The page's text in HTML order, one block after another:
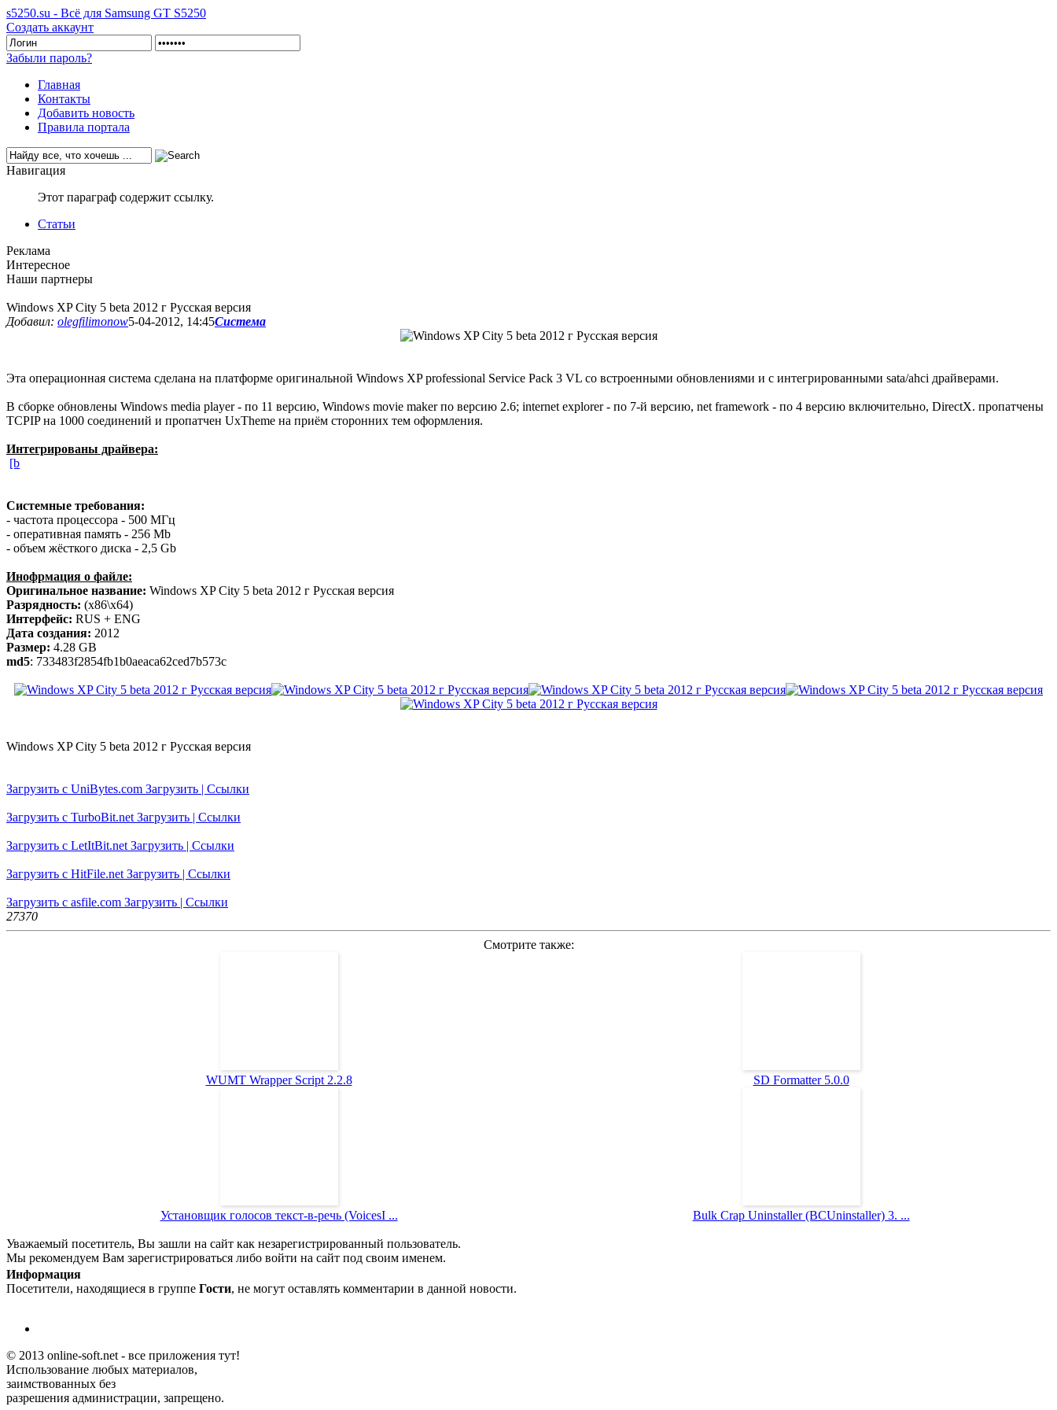
s5250.su - Всё для Samsung GT S5250
Создать аккаунт
Забыли пароль?
Главная
Контакты
Добавить новость
Правила портала
Навигация
Этот параграф содержит ссылку.
Статьи
Реклама
Интересное
Наши партнеры
Windows XP City 5 beta 2012 г Русская версия
Добавил: olegfilimonow5-04-2012, 14:45Система
Эта операционная система сделана на платформе оригинальной Windows XP professional Service Pack 3 VL со встроенными обновлениями и с интегрированными sata/ahci драйверами.
В сборке обновлены Windows media player - по 11 версию, Windows movie maker по версию 2.6; internet explorer - по 7-й версию, net framework - по 4 версию включительно, DirectX. пропатчены
TCPIP на 1000 соединений и пропатчен UxTheme на приём сторонних тем оформления.
Интегрированы драйвера:
[b
Системные требования:
- частота процессора - 500 МГц
- оперативная память - 256 Mb
- объем жёсткого диска - 2,5 Gb
Инофрмация о файле:
Оригинальное название: Windows XP City 5 beta 2012 г Русская версия
Разрядность: (x86\x64)
Интерфейс: RUS + ENG
Дата создания: 2012
Размер: 4.28 GB
md5: 733483f2854fb1b0aeaca62ced7b573c
Windows XP City 5 beta 2012 г Русская версия
Загрузить с UniBytes.com Загрузить | Ссылки
Загрузить с TurboBit.net Загрузить | Ссылки
Загрузить с LetItBit.net Загрузить | Ссылки
Загрузить с HitFile.net Загрузить | Ссылки
Загрузить с asfile.com Загрузить | Ссылки
27370
Смотрите также:
WUMT Wrapper Script 2.2.8 SD Formatter 5.0.0
Установщик голосов текст-в-речь (VoicesI ... Bulk Crap Uninstaller (BCUninstaller) 3. ...
Уважаемый посетитель, Вы зашли на сайт как незарегистрированный пользователь.
Мы рекомендуем Вам зарегистрироваться либо войти на сайт под своим именем.
Информация
Посетители, находящиеся в группе Гости, не могут оставлять комментарии в данной новости.
© 2013 online-soft.net - все приложения тут!
Использование любых материалов,
заимствованных без
разрешения администрации, запрещено.